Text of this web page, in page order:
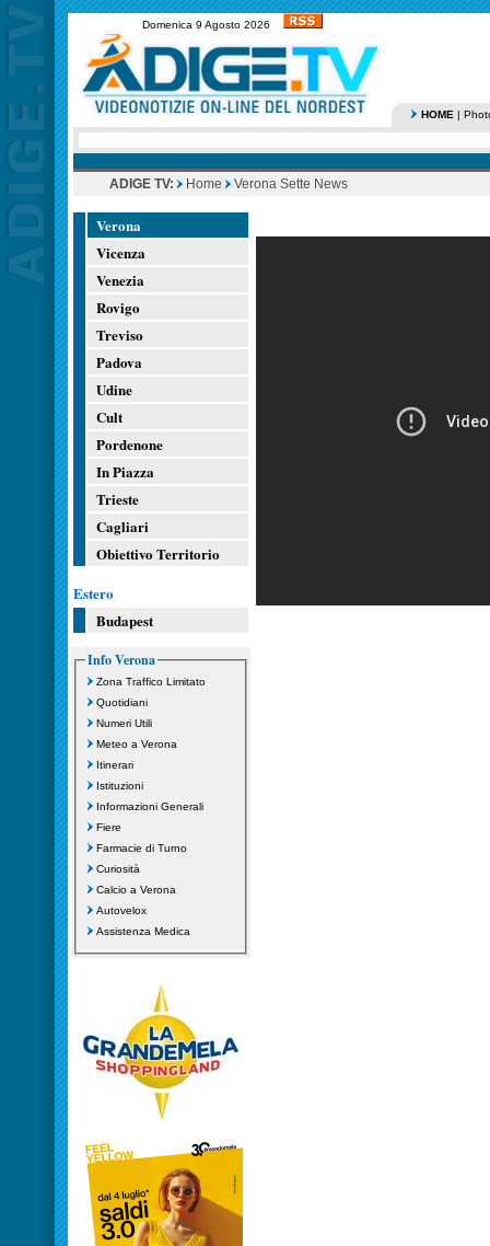
Domenica 9 Agosto 2026
HOME |
ADIGE TV: Home Verona Sette News
Verona
Vicenza
Venezia
Rovigo
Treviso
Padova
Udine
Cult
Pordenone
In Piazza
Trieste
Cagliari
Obiettivo Territorio
Estero
Budapest
Info Verona
Zona Traffico Limitato
Quotidiani
Numeri Utili
Meteo a Verona
Itinerari
Istituzioni
Informazioni Generali
Fiere
Farmacie di Turno
Curiosità
Calcio a Verona
Autovelox
Assistenza Medica